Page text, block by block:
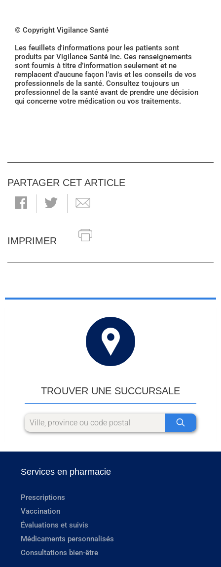
© Copyright Vigilance Santé
Les feuillets d'informations pour les patients sont
produits par Vigilance Santé inc. Ces renseignements
sont fournis à titre d’information seulement et ne
remplacent d’aucune façon l’avis et les conseils de vos
professionnels de la santé. Consultez toujours un
professionnel de la santé avant de prendre une décision
qui concerne votre médication ou vos traitements.
PARTAGER CET ARTICLE
IMPRIMER
TROUVER UNE SUCCURSALE
Services en pharmacie
Prescriptions
Vaccination
Évaluations et suivis
Médicaments personnalisés
Consultations bien-être